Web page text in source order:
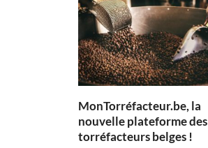
MonTorréfacteur.be, la
nouvelle plateforme des
torréfacteurs belges !